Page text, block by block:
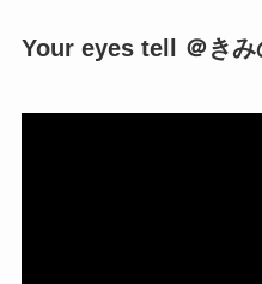
Your eyes tell ＠きみ